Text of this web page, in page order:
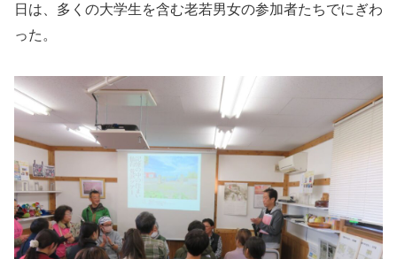
日は、多くの大学生を含む老若男女の参加者たちでにぎわ
った。